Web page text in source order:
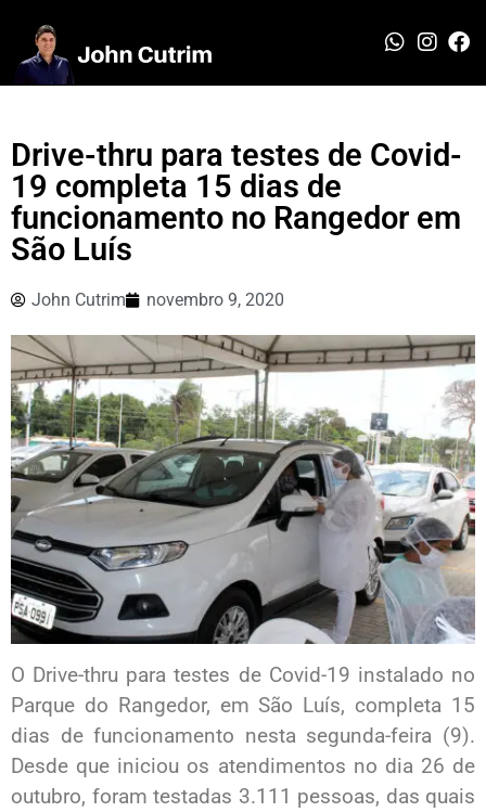
Drive-thru para testes de Covid-
19 completa 15 dias de
funcionamento no Rangedor em
São Luís
John Cutrim novembro 9, 2020
O Drive-thru para testes de Covid-19 instalado no
Parque do Rangedor, em São Luís, completa 15
dias de funcionamento nesta segunda-feira (9).
Desde que iniciou os atendimentos no dia 26 de
outubro, foram testadas 3.111 pessoas, das quais